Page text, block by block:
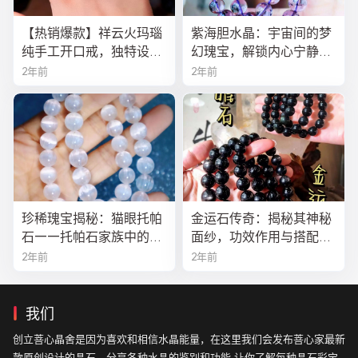
【热销爆款】祥云火玛瑙
纯手工开口戒，独特设计
寓意吉祥，时尚与灵性的
2年前
紫海胆水晶：宇宙间的梦
幻瑰宝，解锁内心宁静与
疗愈之秘
2年前
珍稀瑰宝揭秘：猫眼托帕
石——托帕石家族中的绝
美异类
2年前
金运石传奇：揭秘其神秘
面纱，功效作用与搭配法
全解析
2年前
我们
创立菩心晶舍是因为喜欢和相信水晶能量，在这里我们会发布菩心家最新